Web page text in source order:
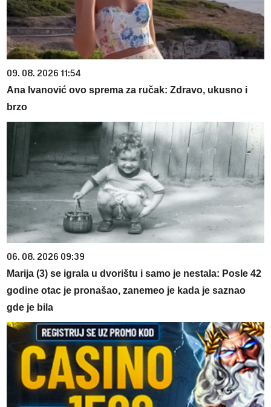
09. 08. 2026 11:54
Ana Ivanović ovo sprema za ručak: Zdravo, ukusno i
brzo
06. 08. 2026 09:39
Marija (3) se igrala u dvorištu i samo je nestala: Posle 42
godine otac je pronašao, zanemeo je kada je saznao
gde je bila